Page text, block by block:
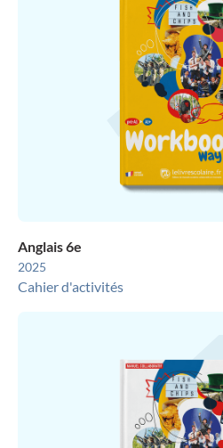
Anglais 6e
2025
Cahier d'activités